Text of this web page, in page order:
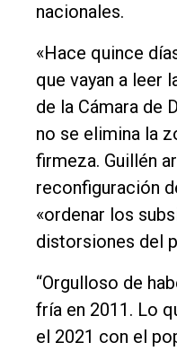
nacionales.
«Hace quince
que vayan a leer
de la Cámara de
no se elimina la
firmeza. Guillén
reconfiguración
«ordenar los
distorsiones del
“Orgulloso de
fría en 2011. Lo
el 2021 con el